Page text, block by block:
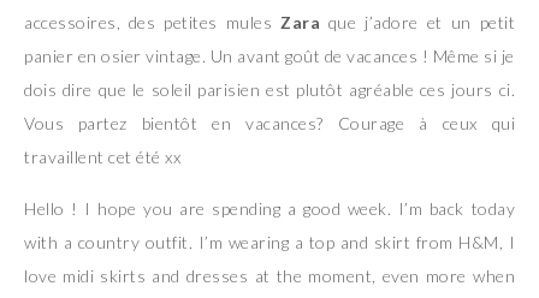
accessoires, des petites mules Zara que j’adore et un petit
panier en osier vintage. Un avant goût de vacances ! Même si je
dois dire que le soleil parisien est plutôt agréable ces jours ci.
Vous partez bientôt en vacances? Courage à ceux qui
travaillent cet été xx
Hello ! I hope you are spending a good week. I’m back today
with a country outfit. I’m wearing a top and skirt from H&M, I
love midi skirts and dresses at the moment, even more when